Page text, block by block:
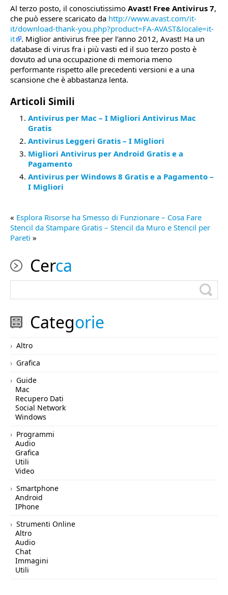
Al terzo posto, il conosciutissimo Avast! Free Antivirus 7,
che può essere scaricato da http://www.avast.com/it-
it/download-thank-you.php?product=FA-AVAST&locale=it-
it
. Miglior antivirus free per l’anno 2012, Avast! Ha un
database di virus fra i più vasti ed il suo terzo posto è
dovuto ad una occupazione di memoria meno
performante rispetto alle precedenti versioni e a una
scansione che è abbastanza lenta.
Articoli Simili
Antivirus per Mac – I Migliori Antivirus Mac
Gratis
Antivirus Leggeri Gratis – I Migliori
Migliori Antivirus per Android Gratis e a
Pagamento
Antivirus per Windows 8 Gratis e a Pagamento –
I Migliori
« Esplora Risorse ha Smesso di Funzionare – Cosa Fare
Stencil da Stampare Gratis – Stencil da Muro e Stencil per
Pareti »
Cerca
Categorie
Altro
Grafica
Guide
Mac
Recupero Dati
Social Network
Windows
Programmi
Audio
Grafica
Utili
Video
Smartphone
Android
IPhone
Strumenti Online
Altro
Audio
Chat
Immagini
Utili